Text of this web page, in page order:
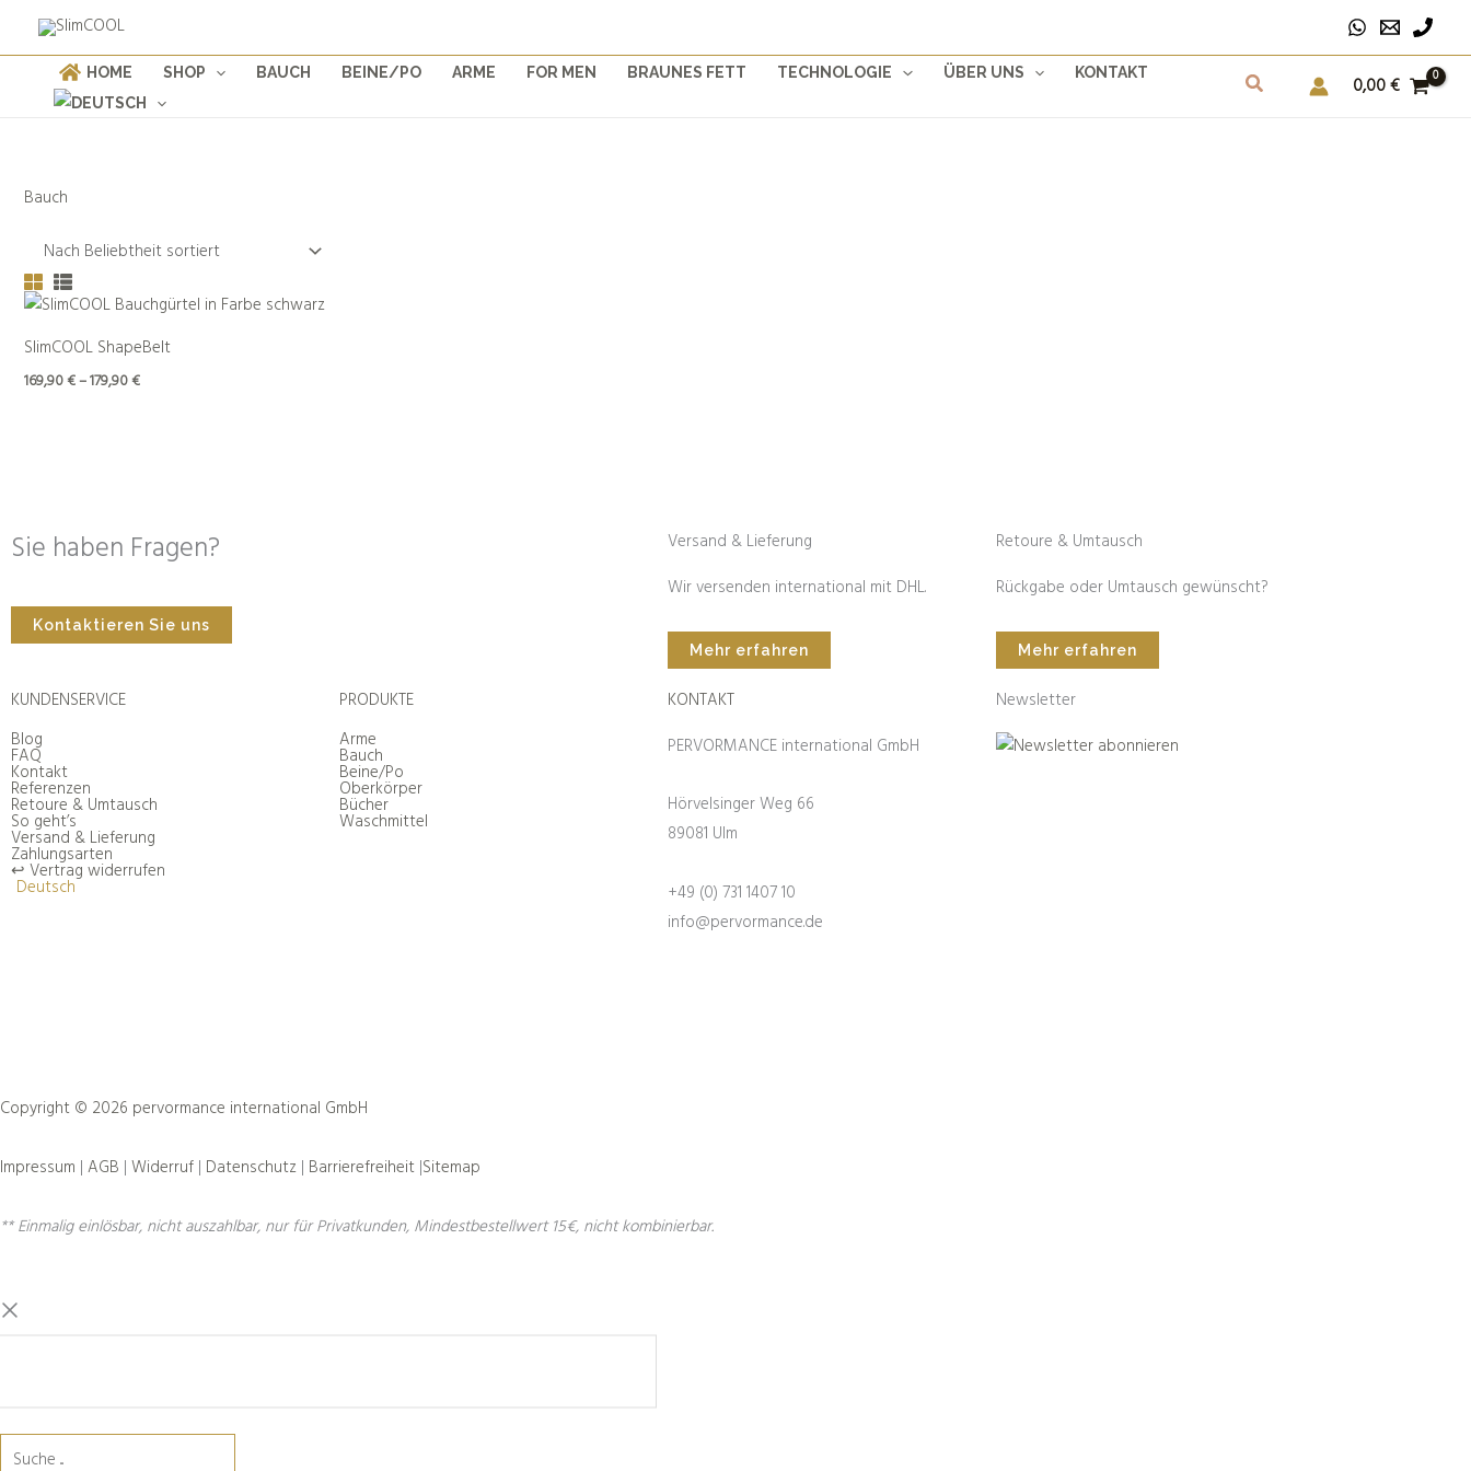
Weiter
HOME SHOP BAUCH BEINE/PO ARME FOR MEN BRAUNES FETT TECHNOLOGIE ÜBER UNS KONTAKT
0,00€
Bauch
SlimCOOL ShapeBelt
169,90€–179,90€
Sie haben Fragen?
Kontaktieren Sie uns
Versand & Lieferung
Wir versenden international mit DHL.
Mehr erfahren
Retoure & Umtausch
Rückgabe oder Umtausch gewünscht?
Mehr erfahren
KUNDENSERVICE
Blog
FAQ
Kontakt
Referenzen
Retoure & Umtausch
So geht’s
Versand & Lieferung
Zahlungsarten
↩︎ Vertrag widerrufen
Deutsch
PRODUKTE
Arme
Bauch
Beine/Po
Oberkörper
Bücher
Waschmittel
KONTAKT
PERVORMANCE international GmbH
Hörvelsinger Weg 66
89081 Ulm
+49 (0) 731 1407 10
info@pervormance.de
Newsletter
Copyright © 2026 pervormance international GmbH
Impressum | AGB | Widerruf | Datenschutz | Barrierefreiheit |Sitemap
** Einmalig einlösbar, nicht auszahlbar, nur für Privatkunden, Mindestbestellwert 15€, nicht kombinierbar.
Products
search